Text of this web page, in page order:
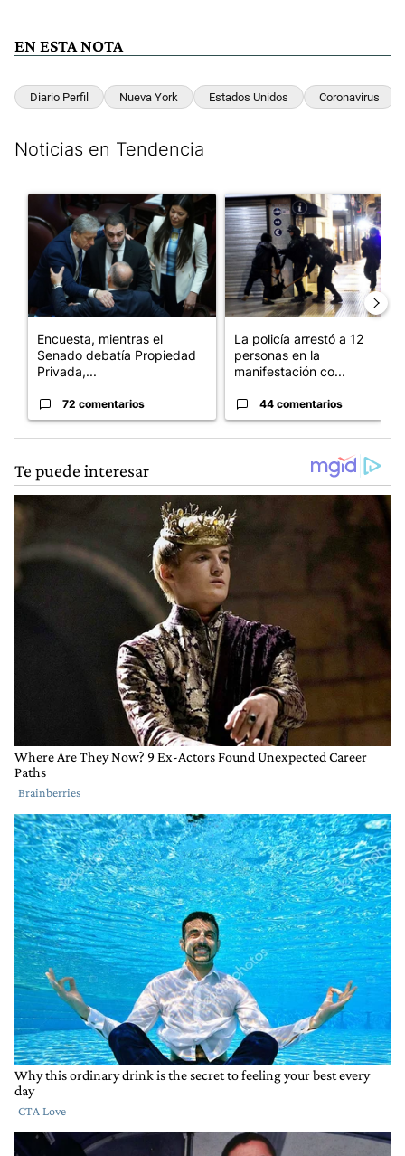
EN ESTA NOTA
Diario Perfil Nueva York Estados Unidos Coronavirus
Noticias en Tendencia
Un artículo de tendencia con el título "Encuesta, mientras el
Encuesta, mientras el
Senado debatía Propiedad
Privada,...
72 comentarios
Un artículo de tendencia con
La policía arrestó a 12
personas en la
manifestación co...
44 comentarios